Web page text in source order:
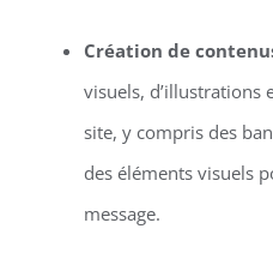
Création de
visuels, d’illustrations
site, y compris des
des éléments visuels
message.